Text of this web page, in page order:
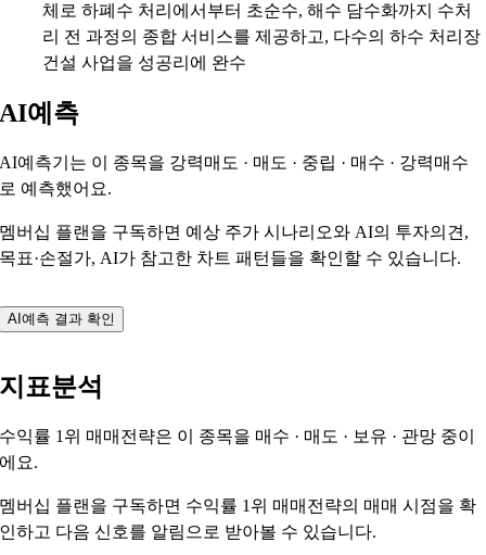
체로 하폐수 처리에서부터 초순수, 해수 담수화까지 수처
리 전 과정의 종합 서비스를 제공하고, 다수의 하수 처리장
건설 사업을 성공리에 완수
AI예측
AI예측기는 이 종목을 강력매도 · 매도 · 중립 · 매수 · 강력매수
로 예측했어요.
멤버십 플랜을 구독하면 예상 주가 시나리오와 AI의 투자의견,
목표·손절가, AI가 참고한 차트 패턴들을 확인할 수 있습니다.
AI예측 결과 확인
지표분석
수익률 1위 매매전략은 이 종목을 매수 · 매도 · 보유 · 관망 중이
에요.
멤버십 플랜을 구독하면 수익률 1위 매매전략의 매매 시점을 확
인하고 다음 신호를 알림으로 받아볼 수 있습니다.